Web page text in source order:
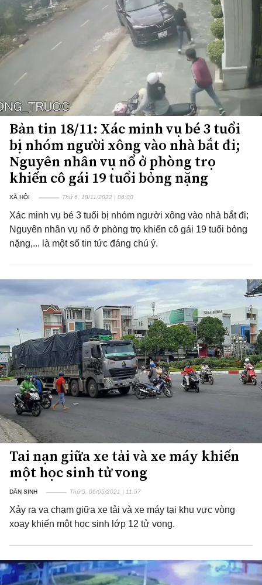
Bản tin 18/11: Xác minh vụ bé 3 tuổi
bị nhóm người xông vào nhà bắt đi;
Nguyên nhân vụ nổ ở phòng trọ
khiến cô gái 19 tuổi bỏng nặng
XÃ HỘI Thứ 6, 18/11/2022 | 06:00
Xác minh vụ bé 3 tuổi bị nhóm người xông vào nhà bắt đi;
Nguyên nhân vụ nổ ở phòng trọ khiến cô gái 19 tuổi bỏng
nặng,... là một số tin tức đáng chú ý.
Tai nạn giữa xe tải và xe máy khiến
một học sinh tử vong
DÂN SINH Thứ 5, 06/05/2021 | 11:57
Xảy ra va chạm giữa xe tải và xe máy tại khu vực vòng
xoay khiến một học sinh lớp 12 tử vong.